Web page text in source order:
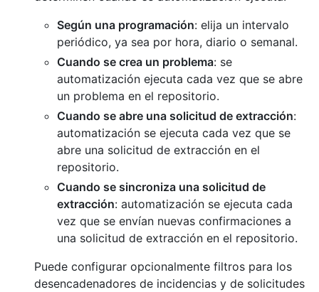
Según una programación: elija un intervalo
periódico, ya sea por hora, diario o semanal.
Cuando se crea un problema: se
automatización ejecuta cada vez que se abre
un problema en el repositorio.
Cuando se abre una solicitud de extracción:
automatización se ejecuta cada vez que se
abre una solicitud de extracción en el
repositorio.
Cuando se sincroniza una solicitud de
extracción: automatización se ejecuta cada
vez que se envían nuevas confirmaciones a
una solicitud de extracción en el repositorio.
Puede configurar opcionalmente filtros para los
desencadenadores de incidencias y de solicitudes